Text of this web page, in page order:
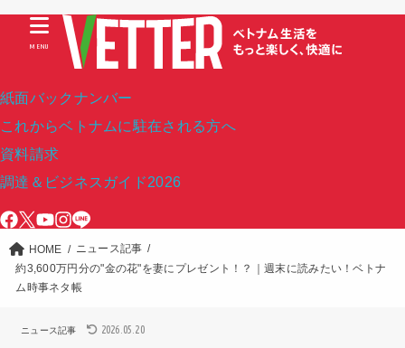
紙面バックナンバー
これからベトナムに駐在される方へ
資料請求
調達＆ビジネスガイド2026
MENU
HOME
ニュース記事
約3,600万円分の"金の花"を妻にプレゼント！？｜週末に読みたい！ベトナ
ム時事ネタ帳
ニュース記事 2026.05.20